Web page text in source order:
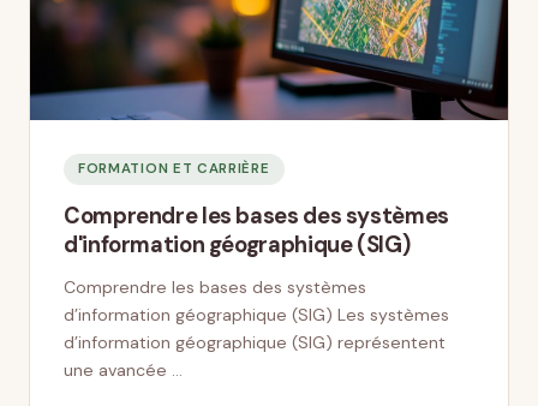
FORMATION ET CARRIÈRE
Comprendre les bases des systèmes
d'information géographique (SIG)
Comprendre les bases des systèmes
d’information géographique (SIG) Les systèmes
d’information géographique (SIG) représentent
une avancée …